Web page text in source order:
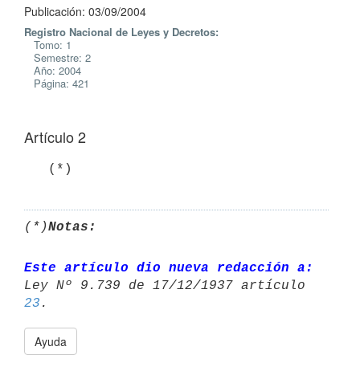
Publicación: 03/09/2004
Registro Nacional de Leyes y Decretos:
Tomo: 1
Semestre: 2
Año: 2004
Página: 421
Artículo 2
   (*)
(*)Notas:
Este artículo dio nueva redacción a:
Ley Nº 9.739 de 17/12/1937 artículo
23
Ayuda